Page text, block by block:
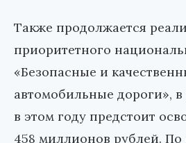
Также продолжается
приоритетного
«Безопасные и
автомобильные дороги», в
в этом году предстоит
458 миллионов рублей. По